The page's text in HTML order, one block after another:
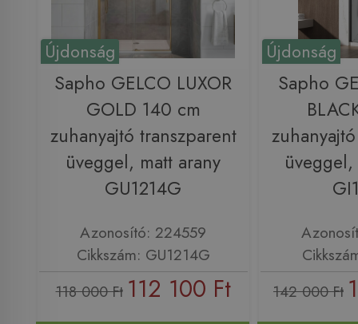
Újdonság
Sapho GELCO LUXOR
GOLD 140 cm
zuhanyajtó transzparent
üveggel, matt arany
GU1214G
Azonosító: 224559
Cikkszám: GU1214G
118 000 Ft 112 100 Ft
Újdonság
Sapho
142 000 Ft